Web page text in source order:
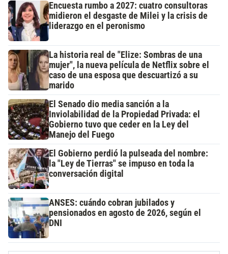
Encuesta rumbo a 2027: cuatro consultoras
midieron el desgaste de Milei y la crisis de
liderazgo en el peronismo
La historia real de "Elize: Sombras de una
mujer", la nueva película de Netflix sobre el
caso de una esposa que descuartizó a su
marido
El Senado dio media sanción a la
Inviolabilidad de la Propiedad Privada: el
Gobierno tuvo que ceder en la Ley del
Manejo del Fuego
El Gobierno perdió la pulseada del nombre:
la "Ley de Tierras" se impuso en toda la
conversación digital
ANSES: cuándo cobran jubilados y
pensionados en agosto de 2026, según el
DNI